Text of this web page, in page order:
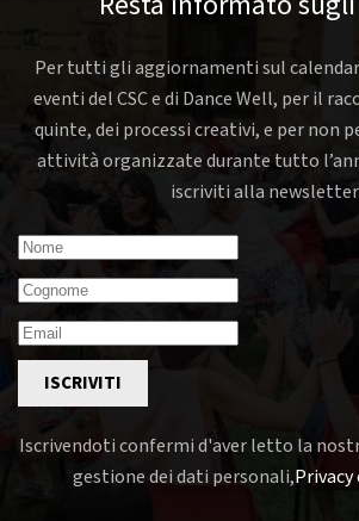
Per tutti gli aggiornamenti sul
eventi del CSC e di Dance Well, per il
quinte, dei processi creativi, e per non
attività organizzate durante tutto
iscriviti alla
ISCRIVITI
Iscrivendoti confermi d'aver letto la
gestione dei dati personali,